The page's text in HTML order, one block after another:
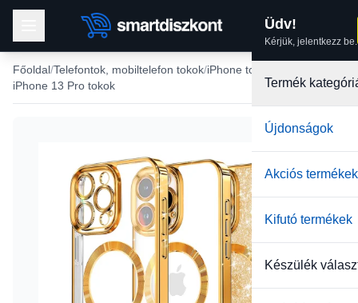
Üdv!
Kérjük, jelentkezz be.
Termék
Újdonságok
Akciós termékek
Kifutó termékek
Készülék
Főoldal Telefontok, mobiltelefon tokok iPhone tokok
iPhone 13 Pro tokok